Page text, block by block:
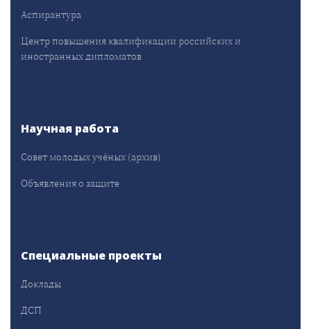
Аспирантура
Центр повышения квалификации российских и
иностранных дипломатов
Научная работа
Совет молодых учёных (архив)
Объявления о защите
Специальные проекты
Доклады
ДСП